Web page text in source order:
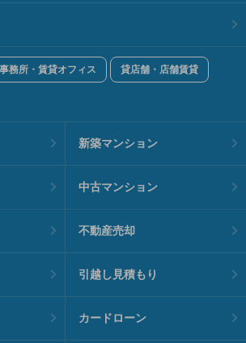
務所・賃貸オフィス 貸店舗・店舗賃貸
新築マンション
中古マンション
不動産売却
引越し見積もり
カードローン